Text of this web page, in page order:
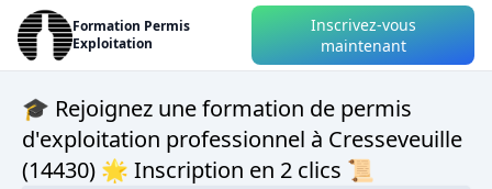
Formation Permis
Exploitation
Inscrivez-vous
maintenant
🎓 Rejoignez une formation de permis
d'exploitation professionnel à Cresseveuille
(14430) 🌟 Inscription en 2 clics 📜